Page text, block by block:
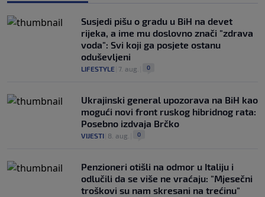
Susjedi pišu o gradu u BiH na devet
rijeka, a ime mu doslovno znači "zdrava
voda": Svi koji ga posjete ostanu
oduševljeni
LIFESTYLE 7. aug. 0
Ukrajinski general upozorava na BiH kao
mogući novi front ruskog hibridnog rata:
Posebno izdvaja Brčko
VIJESTI 8. aug. 0
Penzioneri otišli na odmor u Italiju i
odlučili da se više ne vraćaju: "Mjesečni
troškovi su nam skresani na trećinu"